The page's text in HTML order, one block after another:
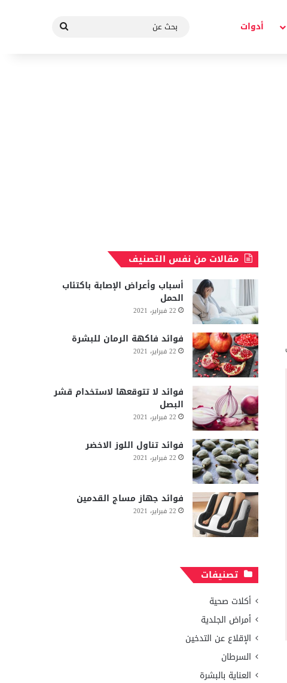
أدوات
بحث
مقالات من نفس التصنيف
أسباب وأعراض الإصابة باكتئاب
الحمل
22 فبراير، 2021
فوائد فاكهة الرمان للبشرة
22 فبراير، 2021
فوائد لا تتوقعها لاستخدام قشر
البصل
22 فبراير، 2021
فوائد تناول اللوز الاخضر
22 فبراير، 2021
فوائد جهاز مساج القدمين
22 فبراير، 2021
تصنيفات
أكلات صحية
أمراض الجلدية
الإقلاع عن التدخين
السرطان
العناية بالبشرة